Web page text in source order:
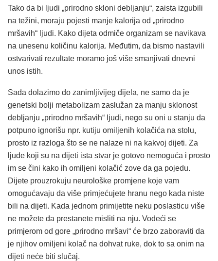
Tako da bi ljudi „prirodno skloni debljanju“, zaista izgubili
na težini, moraju pojesti manje kalorija od „prirodno
mršavih“ ljudi. Kako dijeta odmiče organizam se navikava
na unesenu količinu kalorija. Međutim, da bismo nastavili
ostvarivati rezultate moramo još više smanjivati dnevni
unos istih.
Sada dolazimo do zanimljivijeg dijela, ne samo da je
genetski bolji metabolizam zaslužan za manju sklonost
debljanju „prirodno mršavih“ ljudi, nego su oni u stanju da
potpuno ignorišu npr. kutiju omiljenih kolačića na stolu,
prosto iz razloga što se ne nalaze ni na kakvoj dijeti. Za
ljude koji su na dijeti ista stvar je gotovo nemoguća i prosto
im se čini kako ih omiljeni kolačić zove da ga pojedu.
Dijete prouzrokuju neurološke promjene koje vam
omogućavaju da više primjećujete hranu nego kada niste
bili na dijeti. Kada jednom primijetite neku poslasticu više
ne možete da prestanete misliti na nju. Vodeći se
primjerom od gore „prirodno mršavi“ će brzo zaboraviti da
je njihov omiljeni kolač na dohvat ruke, dok to sa onim na
dijeti neće biti slučaj.